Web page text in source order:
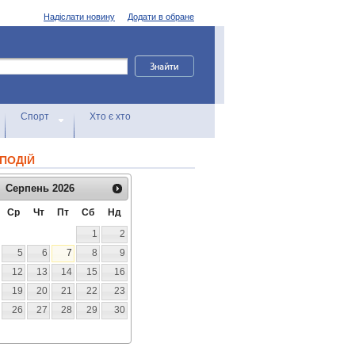
Додати в обране
Надіслати новину
Спорт Хто є хто
Серпень 2026
Ср Чт Пт Сб
Нд
1
2
5 6 7 8
9
12 13 14 15
16
19 20 21 22
23
26 27 28 29
30